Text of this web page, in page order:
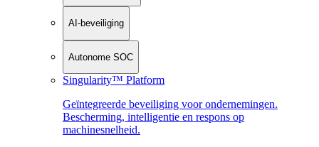
AI-beveiliging
Autonome SOC
Singularity™ Platform
Geïntegreerde beveiliging voor ondernemingen.
Bescherming, intelligentie en respons op
machinesnelheid.